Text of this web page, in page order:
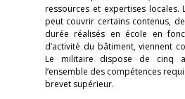
ressources et expertises locales.
peut couvrir certains contenus,
durée réalisés en école en
d’activité du bâtiment, viennent
Le militaire dispose de cinq
l’ensemble des compétences
brevet supérieur.